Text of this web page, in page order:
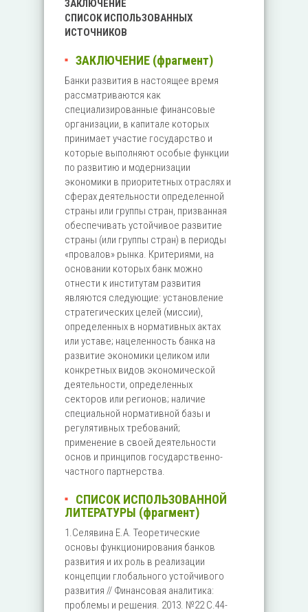
ЗАКЛЮЧЕНИЕ
СПИСОК ИСПОЛЬЗОВАННЫХ
ИСТОЧНИКОВ
ЗАКЛЮЧЕНИЕ (фрагмент)
Банки развития в настоящее время
рассматриваются как
специализированные финансовые
организации, в капитале которых
принимает участие государство и
которые выполняют особые функции
по развитию и модернизации
экономики в приоритетных отраслях и
сферах деятельности определенной
страны или группы стран, призванная
обеспечивать устойчивое развитие
страны (или группы стран) в периоды
«провалов» рынка. Критериями, на
основании которых банк можно
отнести к институтам развития
являются следующие: установление
стратегических целей (миссии),
определенных в нормативных актах
или уставе; нацеленность банка на
развитие экономики целиком или
конкретных видов экономической
деятельности, определенных
секторов или регионов; наличие
специальной нормативной базы и
регулятивных требований;
применение в своей деятельности
основ и принципов государственно-
частного партнерства.
СПИСОК ИСПОЛЬЗОВАННОЙ
ЛИТЕРАТУРЫ (фрагмент)
1.Селявина Е.А. Теоретические
основы функционирования банков
развития и их роль в реализации
концепции глобального устойчивого
развития // Финансовая аналитика:
проблемы и решения. 2013. №22 С.44-